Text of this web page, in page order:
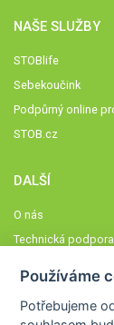
NAŠE SLUŽBY
STOBlife
Sebekoučink
Podpůrný online
STOB.cz
DALŠÍ
O nás
Technická podpora
Členové STOBklubu
Používáme
Potřebujeme